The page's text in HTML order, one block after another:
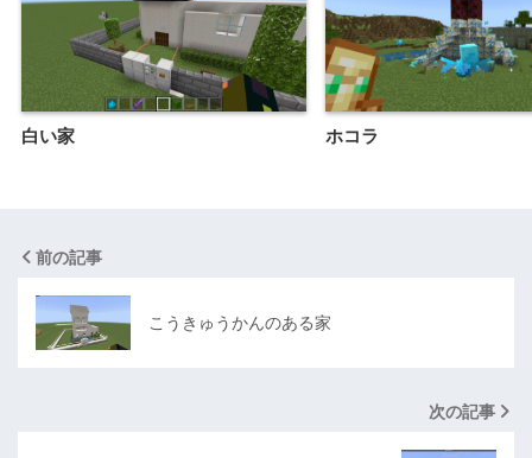
白い家 ホコラ
前の記事
こうきゅうかんのある家
次の記事